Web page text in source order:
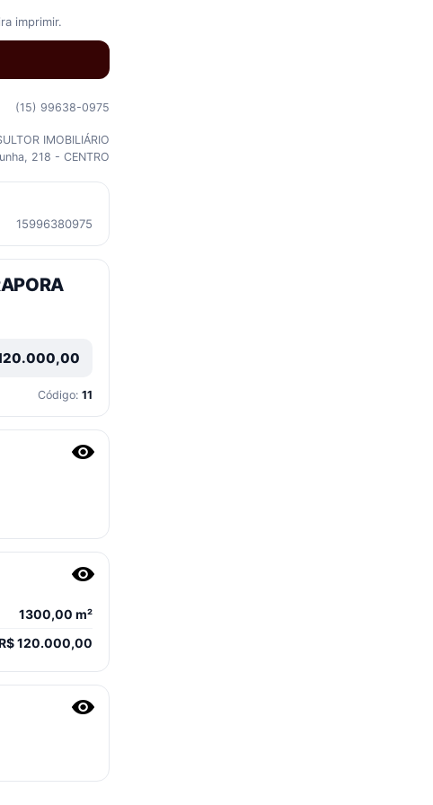
imprimir.
(15) 99638-0975
IMOBILIÁRIO
218 - CENTRO
15996380975
Código: 11
1300,00 m²
120.000,00